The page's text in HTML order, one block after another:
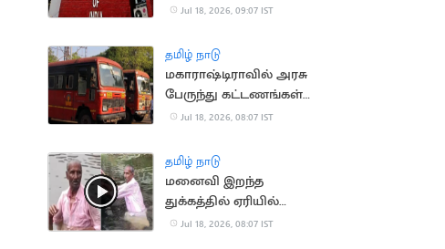
இழப்பாகாது: உச்ச
Jul 18, 2026, 09:07 IST
தமிழ் நாடு
மகாராஷ்டிராவில் அரசு
பேருந்து கட்டணங்கள்
உயர்வு
Jul 18, 2026, 08:07 IST
தமிழ் நாடு
மனைவி இறந்த
துக்கத்தில் ஏரியில்
குதித்து தற்கொலை
Jul 18, 2026, 08:07 IST